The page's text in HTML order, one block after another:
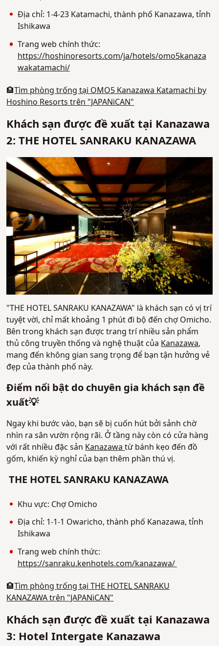
Địa chỉ: 1-4-23 Katamachi, thành phố Kanazawa, tỉnh
Ishikawa
Trang web chính thức:
https://hoshinoresorts.com/ja/hotels/omo5kanaza
wakatamachi/
🏨Tìm phòng trống tại OMO5 Kanazawa Katamachi by
Hoshino Resorts trên "JAPANiCAN"
Khách sạn được đề xuất tại Kanazawa
2: THE HOTEL SANRAKU KANAZAWA
"THE HOTEL SANRAKU KANAZAWA" là khách sạn có vị trí
tuyệt vời, chỉ mất khoảng 1 phút đi bộ đến chợ Omicho.
Bên trong khách sạn được trang trí nhiều sản phẩm
thủ công truyền thống và nghệ thuật củaKanazawa,
mang đến không gian sang trọng để bạn tận hưởng vẻ
đẹp của thành phố này.
Điểm nổi bật do chuyên gia khách sạn đề
xuất💡
Ngay khi bước vào, bạn sẽ bị cuốn hút bởi sảnh chờ
nhìn ra sân vườn rộng rãi. Ở tầng này còn có cửa hàng
với rất nhiều đặc sảnKanazawatừ bánh kẹo đến đồ
gốm, khiến kỳ nghỉ của bạn thêm phần thú vị.
THE HOTEL SANRAKU KANAZAWA
Khu vực: Chợ Omicho
Địa chỉ: 1-1-1 Owaricho, thành phố Kanazawa, tỉnh
Ishikawa
Trang web chính thức:
https://sanraku.kenhotels.com/kanazawa/
🏨Tìm phòng trống tại THE HOTEL SANRAKU
KANAZAWA trên "JAPANiCAN"
Khách sạn được đề xuất tại Kanazawa
3: Hotel Intergate Kanazawa